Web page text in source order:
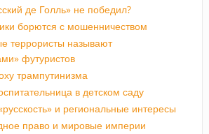
де Голль» не победил?
борются с мошенничеством
террористы называют
футуристов
трампутинизма
в детском саду
и региональные интересы
право и мировые империи